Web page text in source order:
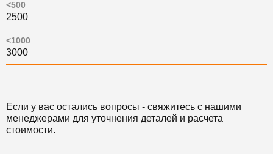
<500
2500
<1000
3000
Если у вас остались вопросы - свяжитесь с нашими
менеджерами для уточнения деталей и расчета
стоимости.